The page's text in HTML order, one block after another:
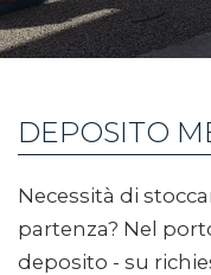
DEPOSITO
Necessità di
partenza? Nel
deposito - su